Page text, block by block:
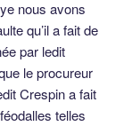
nous avons
qu’il a fait de
par ledit
le procureur
Crespin a fait
telles